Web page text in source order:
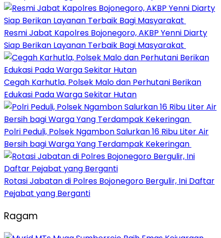
Resmi Jabat Kapolres Bojonegoro, AKBP Yenni Diarty
Siap Berikan Layanan Terbaik Bagi Masyarakat
Cegah Karhutla, Polsek Malo dan Perhutani Berikan
Edukasi Pada Warga Sekitar Hutan
Polri Peduli, Polsek Ngambon Salurkan 16 Ribu Liter Air
Bersih bagi Warga Yang Terdampak Kekeringan
Rotasi Jabatan di Polres Bojonegoro Bergulir, Ini Daftar
Pejabat yang Berganti
Ragam